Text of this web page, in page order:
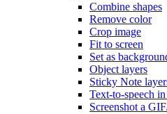
Combine shapes
Remove color
Crop image
Fit to screen
Set as
Object layers
Sticky Note
Text-to-speech
Screenshot a